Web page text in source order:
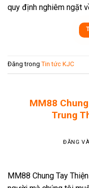
quy định nghiêm ngặt
Đăng trong Tin tức KJC
MM88
Trung
ĐĂNG
MM88 Chung Tay